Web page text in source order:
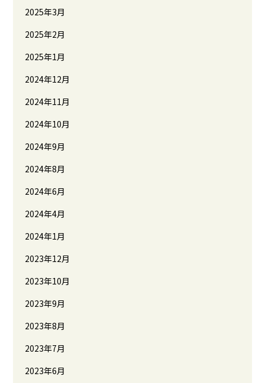
2025年3月
2025年2月
2025年1月
2024年12月
2024年11月
2024年10月
2024年9月
2024年8月
2024年6月
2024年4月
2024年1月
2023年12月
2023年10月
2023年9月
2023年8月
2023年7月
2023年6月